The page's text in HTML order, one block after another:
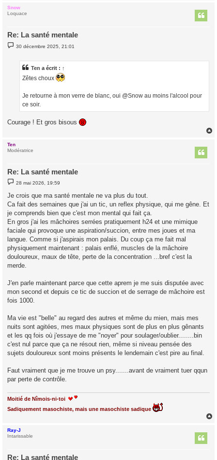
Snow
Loquace
Re: La santé mentale
M
e
30 décembre 2025, 21:01
Ten a écrit : ↑
Zêtes choux
Je retourne à mon verre de blanc, oui @Snow au moins l'alcool pour
ce soir.
Courage ! Et gros bisous
Ten
Modératrice
Re: La santé mentale
M
e
s
a
e
28 mai 2026, 19:59
Je crois que ma santé mentale ne va plus du tout.
Ca fait des semaines que j'ai un tic, un reflex physique, qui me gêne. Et
je comprends bien que c'est mon mental qui fait ça.
En gros j'ai les mâchoires serrées pratiquement h24 et une mimique
faciale qui provoque une aspiration/succion, entre mes joues et ma
langue. Comme si j'aspirais mon palais. Du coup ça me fait mal
physiquement maintenant : palais enflé, muscles de la mâchoire
douloureux, maux de tête, perte de la concentration ...bref c'est la
merde.
J'en parle maintenant parce que cette aprem je me suis disputée avec
mon second et depuis ce tic de succion et de serrage de mâchoire est
fois 1000.
Ma vie est "belle" au regard des autres et même du mien, mais mes
nuits sont agitées, mes maux physiques sont de plus en plus gênants
et les qq fois où j'essaye de me "noyer" pour soulager/oublier........bin
c'est nul parce que ça ne résout rien, même si niveau pensée des
sujets douloureux sont moins présents le lendemain c'est pire au final.
Faut vraiment que je me trouve un psy.......avant de vraiment tuer qqun
par perte de contrôle.
Moitié de Nîmois-ni-toi
Sadiquement masochiste, mais une masochiste sadique
Ray-J
Intarissable
Re: La santé mentale